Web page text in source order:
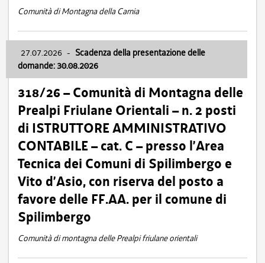
Comunità di Montagna della Carnia
27.07.2026 - Scadenza della presentazione delle
domande: 30.08.2026
318/26 – Comunità di Montagna delle
Prealpi Friulane Orientali – n. 2 posti
di ISTRUTTORE AMMINISTRATIVO
CONTABILE – cat. C – presso l’Area
Tecnica dei Comuni di Spilimbergo e
Vito d’Asio, con riserva del posto a
favore delle FF.AA. per il comune di
Spilimbergo
Comunità di montagna delle Prealpi friulane orientali